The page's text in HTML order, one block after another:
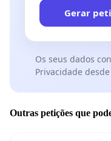
Gerar
Os seus dados
Privacidade
Outras petições que